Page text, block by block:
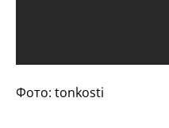
Фото: tonkosti